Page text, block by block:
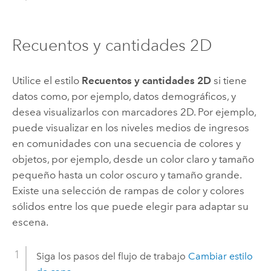
Recuentos y cantidades 2D
Utilice el estilo Recuentos y cantidades 2Dsi tiene
datos como, por ejemplo, datos demográficos, y
desea visualizarlos con marcadores 2D. Por ejemplo,
puede visualizar en los niveles medios de ingresos
en comunidades con una secuencia de colores y
objetos, por ejemplo, desde un color claro y tamaño
pequeño hasta un color oscuro y tamaño grande.
Existe una selección de rampas de color y colores
sólidos entre los que puede elegir para adaptar su
escena.
Siga los pasos del flujo de trabajo Cambiar estilo